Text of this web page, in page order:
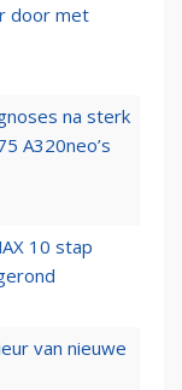
door met
na sterk
A320neo’s
10 stap
van nieuwe